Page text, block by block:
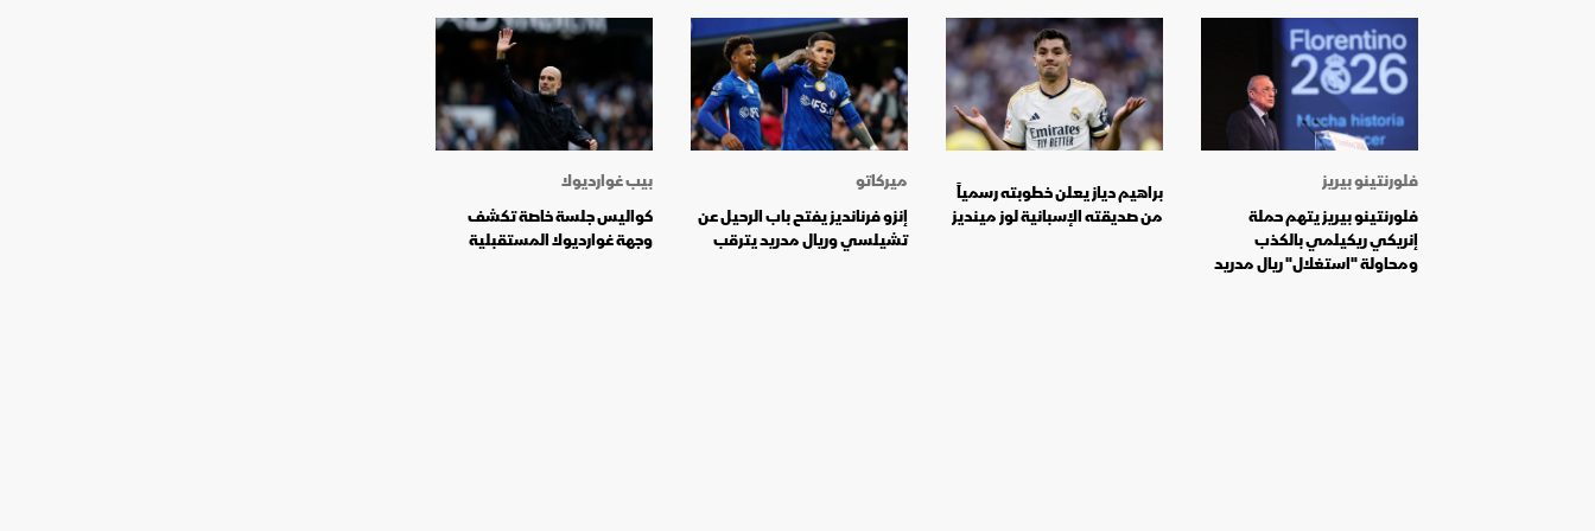
فلورنتينو بيريز
فلورنتينو بيريز يتهم حملة
إنريكي ريكيلمي بالكذب
ومحاولة "استغلال" ريال مدريد
براهيم دياز يعلن خطوبته رسمياً
من صديقته الإسبانية لوز مينديز
ميركاتو
إنزو فرنانديز يفتح باب الرحيل عن
تشيلسي وريال مدريد يترقب
بيب غوارديولا
كواليس جلسة خاصة تكشف
وجهة غوارديولا المستقبلية